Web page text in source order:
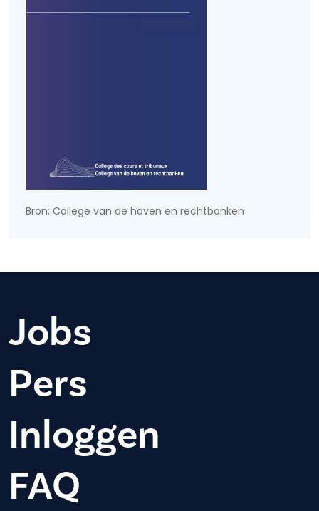
Bron: College van de hoven en rechtbanken
Jobs
Pers
Inloggen
FAQ